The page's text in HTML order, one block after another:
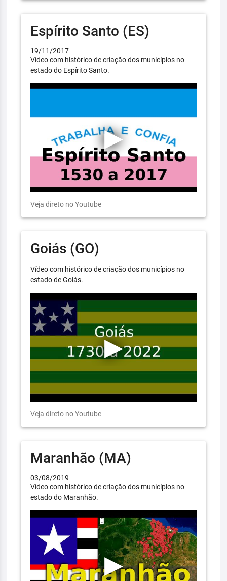
Espírito Santo (ES)
19/11/2017
Vídeo com histórico de criação dos municípios no
estado do Espírito Santo.
Veja direto no Youtube
Goiás (GO)
Vídeo com histórico de criação dos municípios no
estado de Goiás.
Veja direto no Youtube
Maranhão (MA)
03/08/2019
Vídeo com histórico de criação dos municípios no
estado do Maranhão.